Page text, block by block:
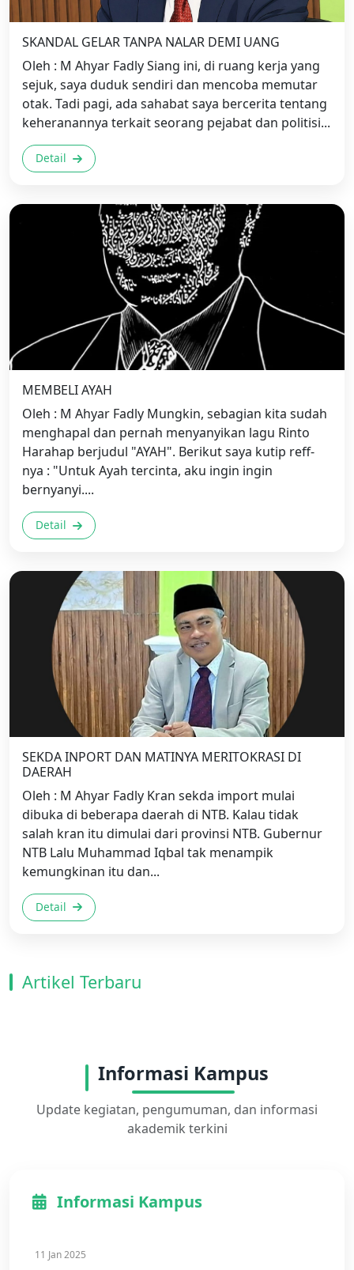
SKANDAL GELAR TANPA NALAR DEMI UANG
Oleh : M Ahyar Fadly Siang ini, di ruang kerja yang
sejuk, saya duduk sendiri dan mencoba memutar
otak. Tadi pagi, ada sahabat saya bercerita tentang
keheranannya terkait seorang pejabat dan politisi...
Detail
MEMBELI AYAH
Oleh : M Ahyar Fadly Mungkin, sebagian kita sudah
menghapal dan pernah menyanyikan lagu Rinto
Harahap berjudul "AYAH". Berikut saya kutip reff-
nya : "Untuk Ayah tercinta, aku ingin ingin
bernyanyi....
Detail
SEKDA INPORT DAN MATINYA MERITOKRASI DI
DAERAH
Oleh : M Ahyar Fadly Kran sekda import mulai
dibuka di beberapa daerah di NTB. Kalau tidak
salah kran itu dimulai dari provinsi NTB. Gubernur
NTB Lalu Muhammad Iqbal tak menampik
kemungkinan itu dan...
Detail
Artikel Terbaru
Informasi Kampus
Update kegiatan, pengumuman, dan informasi
akademik terkini
Informasi Kampus
11 Jan 2025